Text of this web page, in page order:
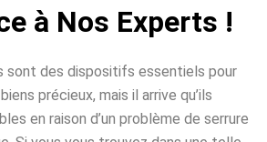
à Nos Experts !
des dispositifs essentiels pour
précieux, mais il arrive qu’ils
en raison d’un problème de serrure